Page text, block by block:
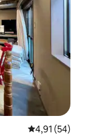
Միջին
4,91 (54)